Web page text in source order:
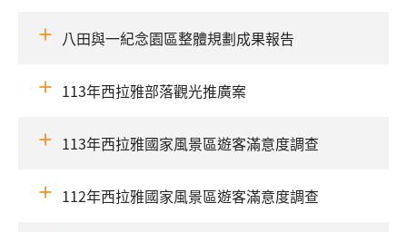
八田與一紀念園區整體規劃成果報告
113年西拉雅部落觀光推廣案
113年西拉雅國家風景區遊客滿意度調查
112年西拉雅國家風景區遊客滿意度調查